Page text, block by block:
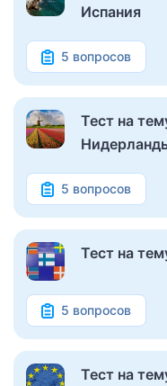
Испания
5 вопросов
Тест на
5 вопросов
Тест на
5 вопросов
Тест на